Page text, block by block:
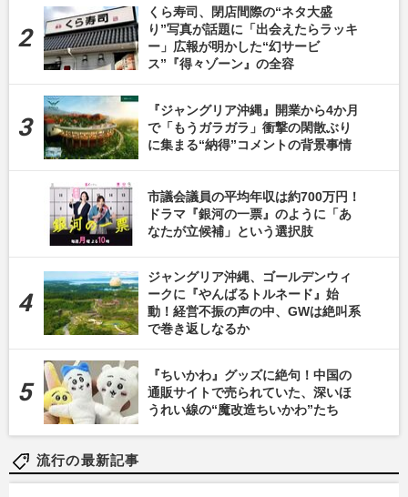
くら寿司、閉店間際の“ネタ大盛
り”写真が話題に「出会えたらラッキ
ー」広報が明かした“幻サービ
ス”『得々ゾーン』の全容
『ジャングリア沖縄』開業から4か月
で「もうガラガラ」衝撃の閑散ぶり
に集まる“納得”コメントの背景事情
市議会議員の平均年収は約700万円！
ドラマ『銀河の一票』のように「あ
なたが立候補」という選択肢
ジャングリア沖縄、ゴールデンウィ
ークに『やんばるトルネード』始
動！経営不振の声の中、GWは絶叫系
で巻き返しなるか
『ちいかわ』グッズに絶句！中国の
通販サイトで売られていた、深いほ
うれい線の“魔改造ちいかわ”たち
流行の最新記事